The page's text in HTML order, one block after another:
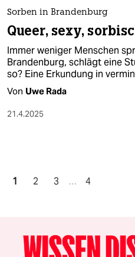
Sorben in Brandenburg
Queer, sexy,
Immer weniger Menschen
Brandenburg, schlägt eine
so? Eine Erkundung in
Von Uwe Rada
21.4.2025
1 2 3 … 4